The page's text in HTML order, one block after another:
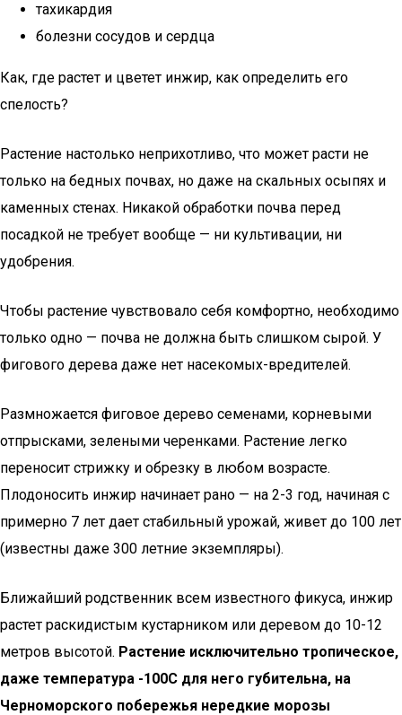
тахикардия
болезни сосудов и сердца
Как, где растет и цветет инжир, как определить его
спелость?
Растение настолько неприхотливо, что может расти не
только на бедных почвах, но даже на скальных осыпях и
каменных стенах. Никакой обработки почва перед
посадкой не требует вообще — ни культивации, ни
удобрения.
Чтобы растение чувствовало себя комфортно, необходимо
только одно — почва не должна быть слишком сырой. У
фигового дерева даже нет насекомых-вредителей.
Размножается фиговое дерево семенами, корневыми
отпрысками, зелеными черенками. Растение легко
переносит стрижку и обрезку в любом возрасте.
Плодоносить инжир начинает рано — на 2-3 год, начиная с
примерно 7 лет дает стабильный урожай, живет до 100 лет
(известны даже 300 летние экземпляры).
Ближайший родственник всем известного фикуса, инжир
растет раскидистым кустарником или деревом до 10-12
метров высотой. Растение исключительно тропическое,
даже температура -100С для него губительна, на
Черноморского побережья нередкие морозы